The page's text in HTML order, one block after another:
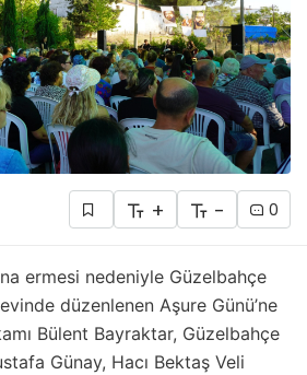
+ - 0
ermesi nedeniyle Güzelbahçe
düzenlenen Aşure Günü’ne
Bülent Bayraktar, Güzelbahçe
Günay, Hacı Bektaş Veli